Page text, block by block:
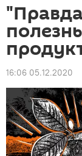
16:06 05.12.2020